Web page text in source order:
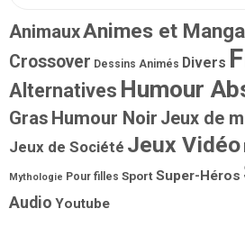
AnimauxAnimes et
Crossover Dessins Animés Divers
Alternatives Humour
Gras Humour Noir Jeux de
Jeux de Société Jeux Vidéo
Mythologie Pour filles SportSuper-Héros
Audio Youtube